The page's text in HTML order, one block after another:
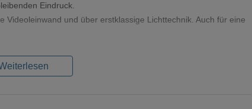
Eindruck.
und über erstklassige Lichttechnik. Auch für eine